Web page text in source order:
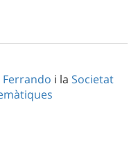
i la Societat